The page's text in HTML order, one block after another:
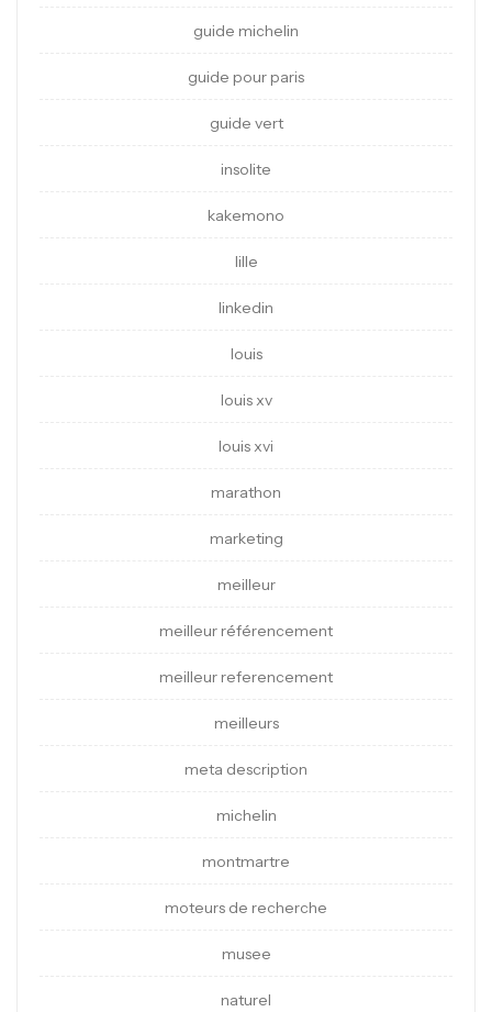
guide michelin
guide pour paris
guide vert
insolite
kakemono
lille
linkedin
louis
louis xv
louis xvi
marathon
marketing
meilleur
meilleur référencement
meilleur referencement
meilleurs
meta description
michelin
montmartre
moteurs de recherche
musee
naturel